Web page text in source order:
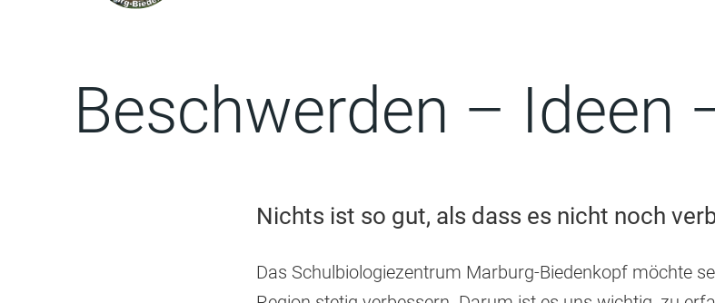
Beschwerden – Ideen
Nichts ist so gut, als dass es nicht noch
Das Schulbiologiezentrum Marburg-Biedenkopf möchte